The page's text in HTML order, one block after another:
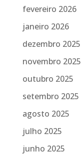
fevereiro 2026
janeiro 2026
dezembro 2025
novembro 2025
outubro 2025
setembro 2025
agosto 2025
julho 2025
junho 2025